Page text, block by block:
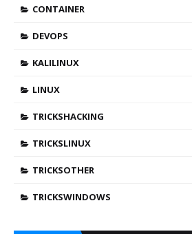
CONTAINER
DEVOPS
KALILINUX
LINUX
TRICKSHACKING
TRICKSLINUX
TRICKSOTHER
TRICKSWINDOWS